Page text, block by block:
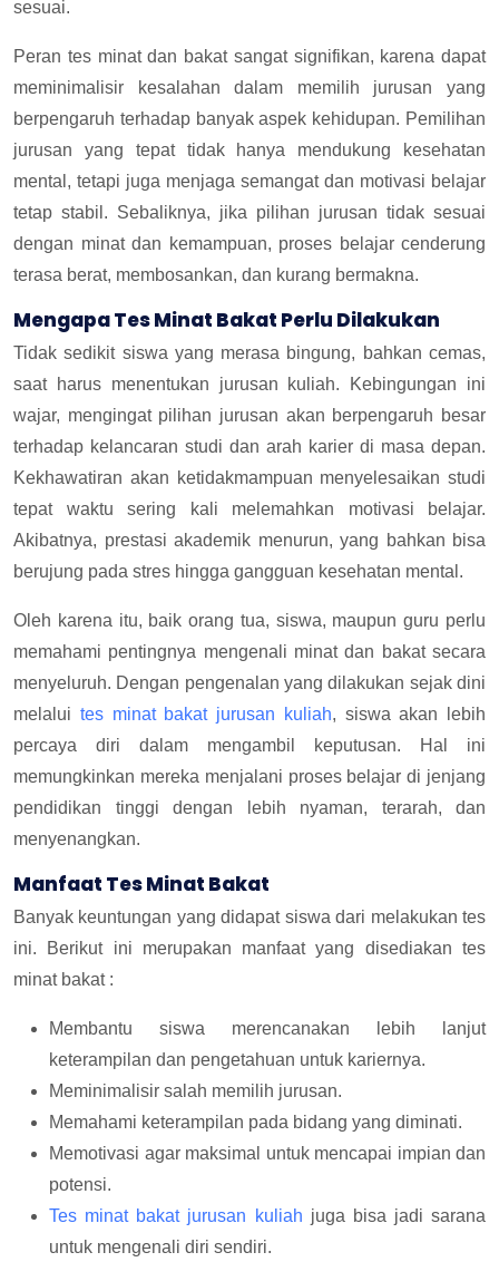
sesuai.
Peran tes minat dan bakat sangat signifikan, karena dapat
meminimalisir kesalahan dalam memilih jurusan yang
berpengaruh terhadap banyak aspek kehidupan. Pemilihan
jurusan yang tepat tidak hanya mendukung kesehatan
mental, tetapi juga menjaga semangat dan motivasi belajar
tetap stabil. Sebaliknya, jika pilihan jurusan tidak sesuai
dengan minat dan kemampuan, proses belajar cenderung
terasa berat, membosankan, dan kurang bermakna.
Mengapa Tes Minat Bakat Perlu Dilakukan
Tidak sedikit siswa yang merasa bingung, bahkan cemas,
saat harus menentukan jurusan kuliah. Kebingungan ini
wajar, mengingat pilihan jurusan akan berpengaruh besar
terhadap kelancaran studi dan arah karier di masa depan.
Kekhawatiran akan ketidakmampuan menyelesaikan studi
tepat waktu sering kali melemahkan motivasi belajar.
Akibatnya, prestasi akademik menurun, yang bahkan bisa
berujung pada stres hingga gangguan kesehatan mental.
Oleh karena itu, baik orang tua, siswa, maupun guru perlu
memahami pentingnya mengenali minat dan bakat secara
menyeluruh. Dengan pengenalan yang dilakukan sejak dini
melalui tes minat bakat jurusan kuliah, siswa akan lebih
percaya diri dalam mengambil keputusan. Hal ini
memungkinkan mereka menjalani proses belajar di jenjang
pendidikan tinggi dengan lebih nyaman, terarah, dan
menyenangkan.
Manfaat Tes Minat Bakat
Banyak keuntungan yang didapat siswa dari melakukan tes
ini. Berikut ini merupakan manfaat yang disediakan tes
minat bakat :
Membantu siswa merencanakan lebih lanjut
keterampilan dan pengetahuan untuk kariernya.
Meminimalisir salah memilih jurusan.
Memahami keterampilan pada bidang yang diminati.
Memotivasi agar maksimal untuk mencapai impian dan
potensi.
Tes minat bakat jurusan kuliah juga bisa jadi sarana
untuk mengenali diri sendiri.